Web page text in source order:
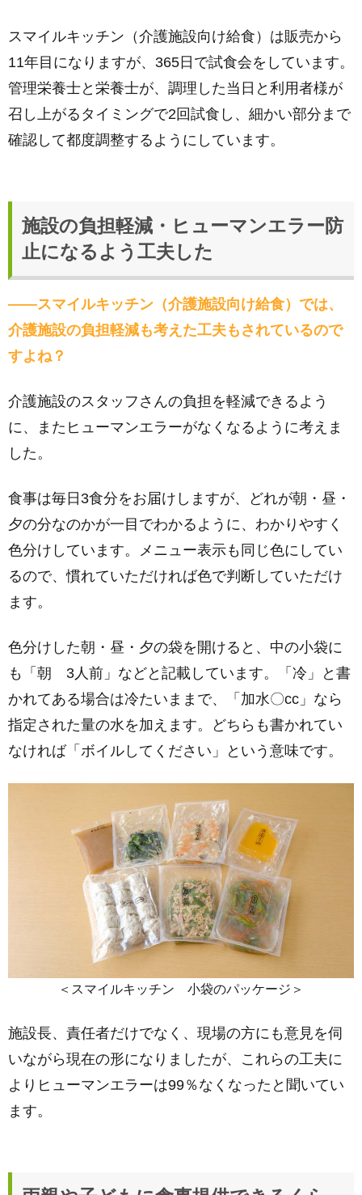
スマイルキッチン（介護施設向け給食）は販売から
11年目になりますが、365日で試食会をしています。
管理栄養士と栄養士が、調理した当日と利用者様が
召し上がるタイミングで2回試食し、細かい部分まで
確認して都度調整するようにしています。
施設の負担軽減・ヒューマンエラー防
止になるよう工夫した
――スマイルキッチン（介護施設向け給食）では、
介護施設の負担軽減も考えた工夫もされているので
すよね？
介護施設のスタッフさんの負担を軽減できるよう
に、またヒューマンエラーがなくなるように考えま
した。
食事は毎日3食分をお届けしますが、どれが朝・昼・
夕の分なのかが一目でわかるように、わかりやすく
色分けしています。メニュー表示も同じ色にしてい
るので、慣れていただければ色で判断していただけ
ます。
色分けした朝・昼・夕の袋を開けると、中の小袋に
も「朝 3人前」などと記載しています。「冷」と書
かれてある場合は冷たいままで、「加水〇cc」なら
指定された量の水を加えます。どちらも書かれてい
なければ「ボイルしてください」という意味です。
＜スマイルキッチン 小袋のパッケージ＞
施設長、責任者だけでなく、現場の方にも意見を伺
いながら現在の形になりましたが、これらの工夫に
よりヒューマンエラーは99％なくなったと聞いてい
ます。